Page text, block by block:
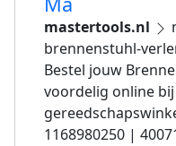
mastertools.nl
brennenstuhl-
Bestel jouw
voordelig online
1168980250 |